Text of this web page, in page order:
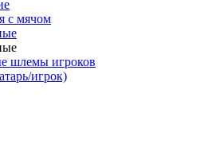
с мячом
шлемы игроков
игрок)